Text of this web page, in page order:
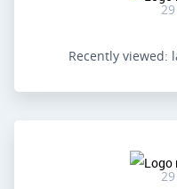
Recently viewed: